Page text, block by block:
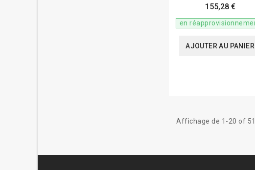
155,28 €
en
AJOUTER AU PANIER
Affichage de 1-20 of